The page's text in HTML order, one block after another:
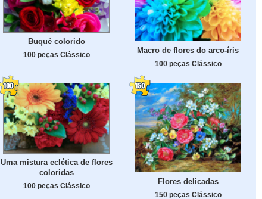
Buquê colorido
100 peças Clássico Macro de flores do arco-íris
100 peças Clássico
Uma mistura eclética de flores
coloridas
100 peças Clássico
Flores delicadas
150 peças Clássico